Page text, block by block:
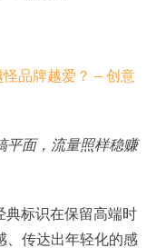
平面，流量照样稳赚
典标识在保留高端时
、传达出年轻化的感